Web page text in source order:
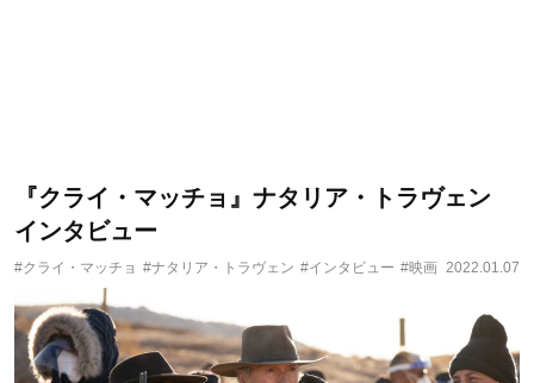
『クライ・マッチョ』ナタリア・トラヴェン
インタビュー
#クライ・マッチョ #ナタリア・トラヴェン #インタビュー #映画 2022.01.07